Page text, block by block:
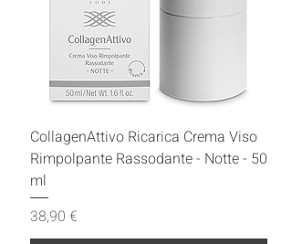
CollagenAttivo Ricarica Crema Viso
Rimpolpante Rassodante - Notte - 50
ml
Prezzo
38,90 €